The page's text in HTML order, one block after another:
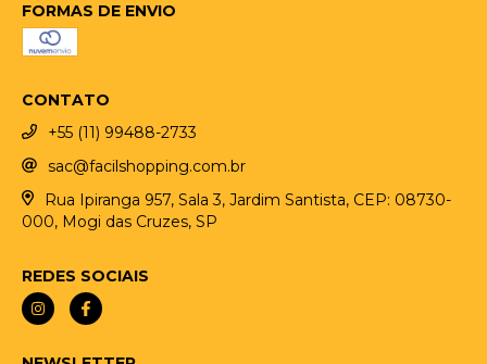
FORMAS DE ENVIO
CONTATO
+55 (11) 99488-2733
sac@facilshopping.com.br
Rua Ipiranga 957, Sala 3, Jardim Santista, CEP: 08730-
000, Mogi das Cruzes, SP
REDES SOCIAIS